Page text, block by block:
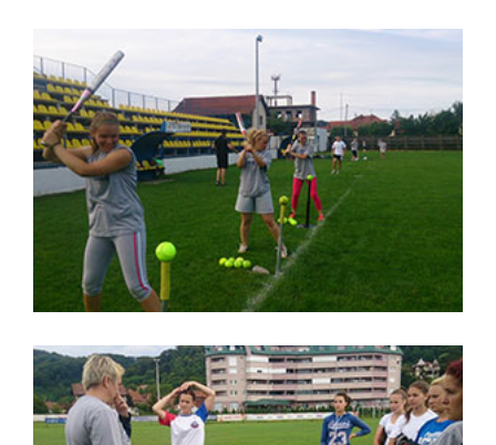
Softbol kadetska reprezentacija
reprezentacija